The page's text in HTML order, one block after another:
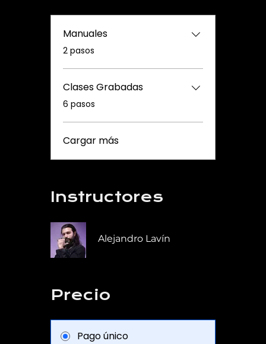
Manuales
.2 pasos
Clases Grabadas
.6 pasos
Cargar más
Instructores
Alejandro Lavín
Precio
Pago único